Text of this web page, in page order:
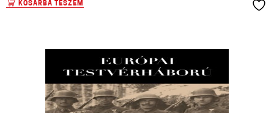
KOSÁRBA TESZEM